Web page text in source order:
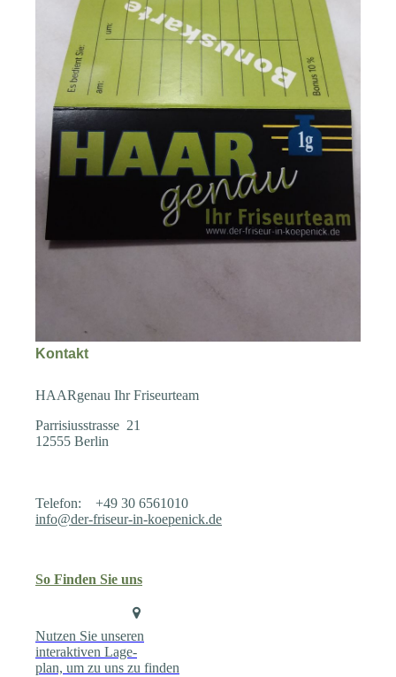
Kontakt
HAARgenau Ihr Friseurteam
Parrisiusstrasse 21
12555 Berlin
Telefon: +49 30 6561010
info@der-friseur-in-koepenick.de
So Finden Sie uns
Nutzen Sie unseren
interaktiven Lage-
plan, um zu uns zu finden